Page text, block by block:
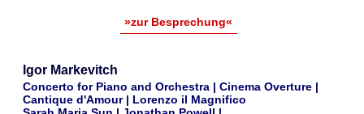
»zur Besprechung«
Igor Markevitch
Concerto for Piano and Orchestra | Cinema Overture |
Cantique d'Amour | Lorenzo il Magnifico